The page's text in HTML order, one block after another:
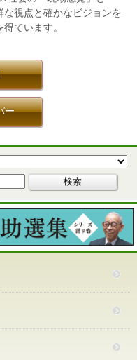
な視点と確かなビジョンを
ています。
ー